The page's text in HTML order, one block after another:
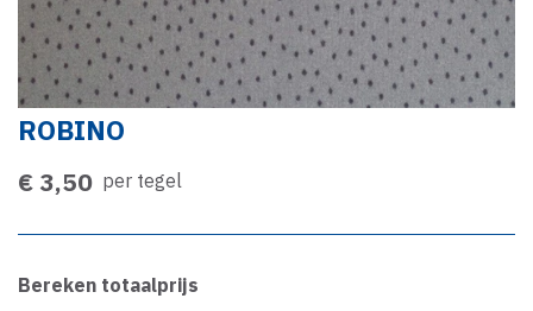
ROBINO
€ 3,50 per tegel
Bereken totaalprijs